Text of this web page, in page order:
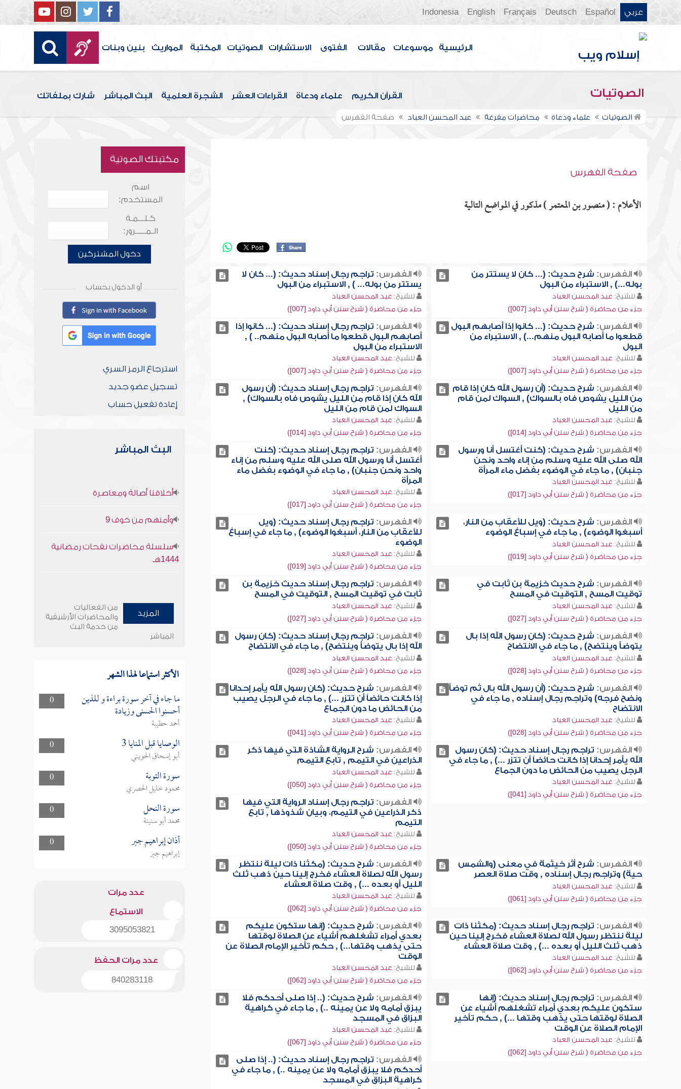
عربي Español
Deutsch
Français
English
Indonesia
الرئيسية موسوعات مقالات الفتوى الاستشارات الصوتيات المكتبة المواريث بنين وبنات
الصوتيات القرآن الكريم علماء ودعاة القراءات العشر الشجرة العلمية البث المباشر شارك بملفاتك
الصوتيات علماء ودعاة محاضرات مفرغة عبد المحسن العباد صفحة الفهرس
صفحة الفهرس
الأعلام : ( منصور بن المعتمر ) مذكور في المواضع التالية
الفهرس: شرح حديث: (... كان لا يستتر من
بوله...) , الاستبراء من البول
للشيخ: عبد المحسن العباد
جزء من محاضرة ( شرح سنن أبي داود [007])
الفهرس: تراجم رجال إسناد حديث: (... كان لا
يستتر من بوله... ) , الاستبراء من البول
للشيخ: عبد المحسن العباد
جزء من محاضرة ( شرح سنن أبي داود [007])
الفهرس: شرح حديث: (... كانوا إذا أصابهم البول
قطعوا ما أصابه البول منهم...) , الاستبراء من
البول
للشيخ: عبد المحسن العباد
جزء من محاضرة ( شرح سنن أبي داود [007])
الفهرس: تراجم رجال إسناد حديث: (... كانوا إذا
أصابهم البول قطعوا ما أصابه البول منهم.. ) ,
الاستبراء من البول
للشيخ: عبد المحسن العباد
جزء من محاضرة ( شرح سنن أبي داود [007])
الفهرس: شرح حديث: (أن رسول الله كان إذا قام
من الليل يشوص فاه بالسواك) , السواك لمن قام
من الليل
للشيخ: عبد المحسن العباد
جزء من محاضرة ( شرح سنن أبي داود [014])
الفهرس: تراجم رجال إسناد حديث: (أن رسول
الله كان إذا قام من الليل يشوص فاه بالسواك) ,
السواك لمن قام من الليل
للشيخ: عبد المحسن العباد
جزء من محاضرة ( شرح سنن أبي داود [014])
الفهرس: شرح حديث: (كنت أغتسل أنا ورسول
الله صلى الله عليه وسلم من إناء واحد ونحن
جنبان) , ما جاء في الوضوء بفضل ماء المرأة
للشيخ: عبد المحسن العباد
جزء من محاضرة ( شرح سنن أبي داود [017])
الفهرس: تراجم رجال إسناد حديث: (كنت
أغتسل أنا ورسول الله صلى الله عليه وسلم من إناء
واحد ونحن جنبان) , ما جاء في الوضوء بفضل ماء
المرأة
للشيخ: عبد المحسن العباد
جزء من محاضرة ( شرح سنن أبي داود [017])
الفهرس: شرح حديث: (ويل للأعقاب من النار،
أسبغوا الوضوء) , ما جاء في إسباغ الوضوء
للشيخ: عبد المحسن العباد
جزء من محاضرة ( شرح سنن أبي داود [019])
الفهرس: تراجم رجال إسناد حديث: (ويل
للأعقاب من النار، أسبغوا الوضوء) , ما جاء في إسباغ
الوضوء
للشيخ: عبد المحسن العباد
جزء من محاضرة ( شرح سنن أبي داود [019])
الفهرس: شرح حديث خزيمة بن ثابت في
توقيت المسح , التوقيت في المسح
للشيخ: عبد المحسن العباد
جزء من محاضرة ( شرح سنن أبي داود [027])
الفهرس: تراجم رجال إسناد حديث خزيمة بن
ثابت في توقيت المسح , التوقيت في المسح
للشيخ: عبد المحسن العباد
جزء من محاضرة ( شرح سنن أبي داود [027])
الفهرس: شرح حديث: (كان رسول الله إذا بال
يتوضأ وينتضح) , ما جاء في الانتضاح
للشيخ: عبد المحسن العباد
جزء من محاضرة ( شرح سنن أبي داود [028])
الفهرس: تراجم رجال إسناد حديث: (كان رسول
الله إذا بال يتوضأ وينتضح) , ما جاء في الانتضاح
للشيخ: عبد المحسن العباد
جزء من محاضرة ( شرح سنن أبي داود [028])
الفهرس: شرح حديث: (أن رسول الله بال ثم توضأ
ونضح فرجه) وتراجم رجال إسناده , ما جاء في
الانتضاح
للشيخ: عبد المحسن العباد
جزء من محاضرة ( شرح سنن أبي داود [028])
الفهرس: شرح حديث: (كان رسول الله يأمر إحدانا
إذا كانت حائضاً أن تتزر ...) , ما جاء في الرجل يصيب
من الحائض ما دون الجماع
للشيخ: عبد المحسن العباد
جزء من محاضرة ( شرح سنن أبي داود [041])
الفهرس: تراجم رجال إسناد حديث: (كان رسول
الله يأمر إحدانا إذا كانت حائضاً أن تتزر ...) , ما جاء في
الرجل يصيب من الحائض ما دون الجماع
للشيخ: عبد المحسن العباد
جزء من محاضرة ( شرح سنن أبي داود [041])
الفهرس: شرح الرواية الشاذة التي فيها ذكر
الذراعين في التيمم , تابع التيمم
للشيخ: عبد المحسن العباد
جزء من محاضرة ( شرح سنن أبي داود [050])
الفهرس: تراجم رجال إسناد الرواية التي فيها
ذكر الذراعين في التيمم، وبيان شذوذها , تابع
التيمم
للشيخ: عبد المحسن العباد
جزء من محاضرة ( شرح سنن أبي داود [050])
الفهرس: شرح أثر خيثمة في معنى (والشمس
حية) وتراجم رجال إسناده , وقت صلاة العصر
للشيخ: عبد المحسن العباد
جزء من محاضرة ( شرح سنن أبي داود [061])
الفهرس: شرح حديث: (مكثنا ذات ليلة ننتظر
رسول الله لصلاة العشاء فخرج إلينا حين ذهب ثلث
الليل أو بعده ...) , وقت صلاة العشاء
للشيخ: عبد المحسن العباد
جزء من محاضرة ( شرح سنن أبي داود [062])
الفهرس: تراجم رجال إسناد حديث: (مكثنا ذات
ليلة ننتظر رسول الله لصلاة العشاء فخرج إلينا حين
ذهب ثلث الليل أو بعده ...) , وقت صلاة العشاء
للشيخ: عبد المحسن العباد
جزء من محاضرة ( شرح سنن أبي داود [062])
الفهرس: شرح حديث: (إنها ستكون عليكم
بعدي أمراء تشغلهم أشياء عن الصلاة لوقتها
حتى يذهب وقتها...) , حكم تأخير الإمام الصلاة عن
الوقت
للشيخ: عبد المحسن العباد
جزء من محاضرة ( شرح سنن أبي داود [062])
الفهرس: تراجم رجال إسناد حديث: (إنها
ستكون عليكم بعدي أمراء تشغلهم أشياء عن
الصلاة لوقتها حتى يذهب وقتها ...) , حكم تأخير
الإمام الصلاة عن الوقت
للشيخ: عبد المحسن العباد
جزء من محاضرة ( شرح سنن أبي داود [062])
الفهرس: شرح حديث: (.. إذا صلى أحدكم فلا
يبزق أمامه ولا عن يمينه ..) , ما جاء في كراهية
البزاق في المسجد
للشيخ: عبد المحسن العباد
جزء من محاضرة ( شرح سنن أبي داود [067])
الفهرس: تراجم رجال إسناد حديث: (.. إذا صلى
أحدكم فلا يبزق أمامه ولا عن يمينه ..) , ما جاء في
كراهية البزاق في المسجد
مكتبتك الصوتية
اسم
المستخدم:
كـلـــمـة
الـمـــــرور:
دخول المشتركين
أو الدخول بحساب
استرجاع الرمز السري
تسجيل عضو جديد
إعادة تفعيل حساب
البث المباشر
أخلاقنا أصالة ومعاصرة
وأمنهم من خوف 9
سلسلة محاضرات نفحات رمضانية
1444هـ
المزيد
من الفعاليات
والمحاضرات الأرشيفية
من خدمة البث
المباشر
الأكثر استماعا لهذا الشهر
0 ما جاء في آخر سورة براءة و للذين
أحسنوا الحسنى وزيادة
أحمد حطيبة
0
الوصايا قبل المنايا 3
أبو إسحاق الحويني
0
سورة التوبة
محمود خليل الحصري
0
سورة النحل
محمد أبو سنينة
0
أذان إبراهيم جبر
إبراهيم جبر
عدد مرات
الاستماع
3095053821
عدد مرات الحفظ
840283118